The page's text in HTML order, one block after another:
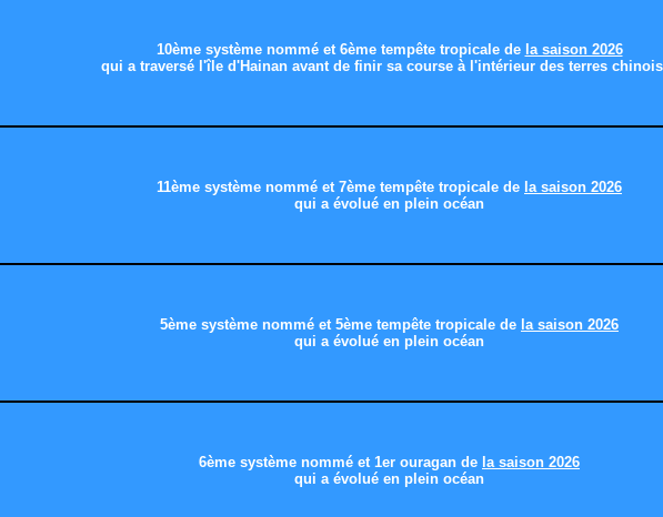
10ème système nommé et 6ème tempête tropicale de la saison 2026
qui a traversé l'île d'Hainan avant de finir sa course à l'intérieur des terres
11ème système nommé et 7ème tempête tropicale de la saison 2026
qui a évolué en plein océan
5ème système nommé et 5ème tempête tropicale de la saison 2026
qui a évolué en plein océan
6ème système nommé et 1er ouragan de la saison 2026
qui a évolué en plein océan